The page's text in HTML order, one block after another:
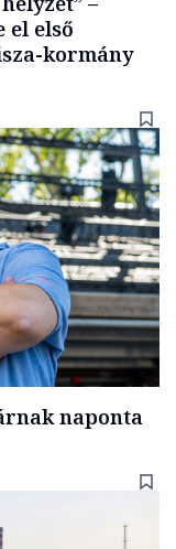
el első
kormány
naponta